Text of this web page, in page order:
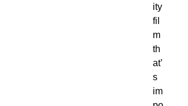
ity
fil
m
th
at’
s
im